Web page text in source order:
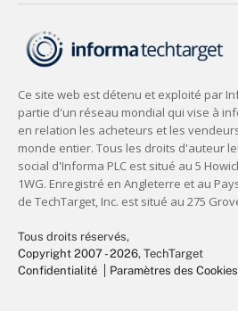
Tous droits réservés,
Copyright 2007 - 2026, TechTarget
Confidentialité
Paramètres des Cookies